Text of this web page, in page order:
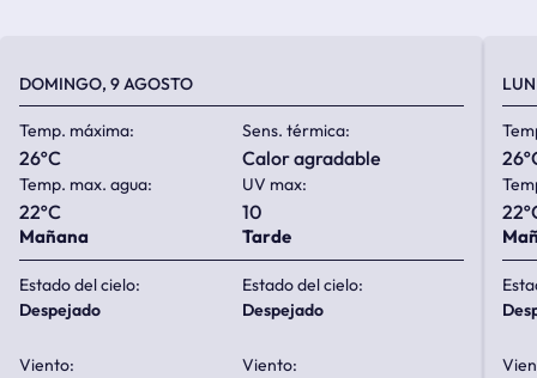
DOMINGO, 9 AGOSTO
Temp. máxima:
26ºC
Sens. térmica:
calor agradable
Temp. max. agua:
22ºC
UV max:
10
Mañana
Estado del cielo:
despejado
Viento:
Tarde
Estado del cielo:
despejado
Viento: